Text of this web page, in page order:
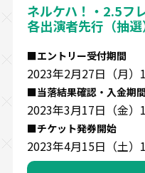
ネルケハ！・2.5フ
各出演者先行（抽選
■エントリー受付期間
2023年2月27日（月
■当落結果確認・入金期間
2023年3月17日（金
■チケット発券開始
2023年4月15日（土）